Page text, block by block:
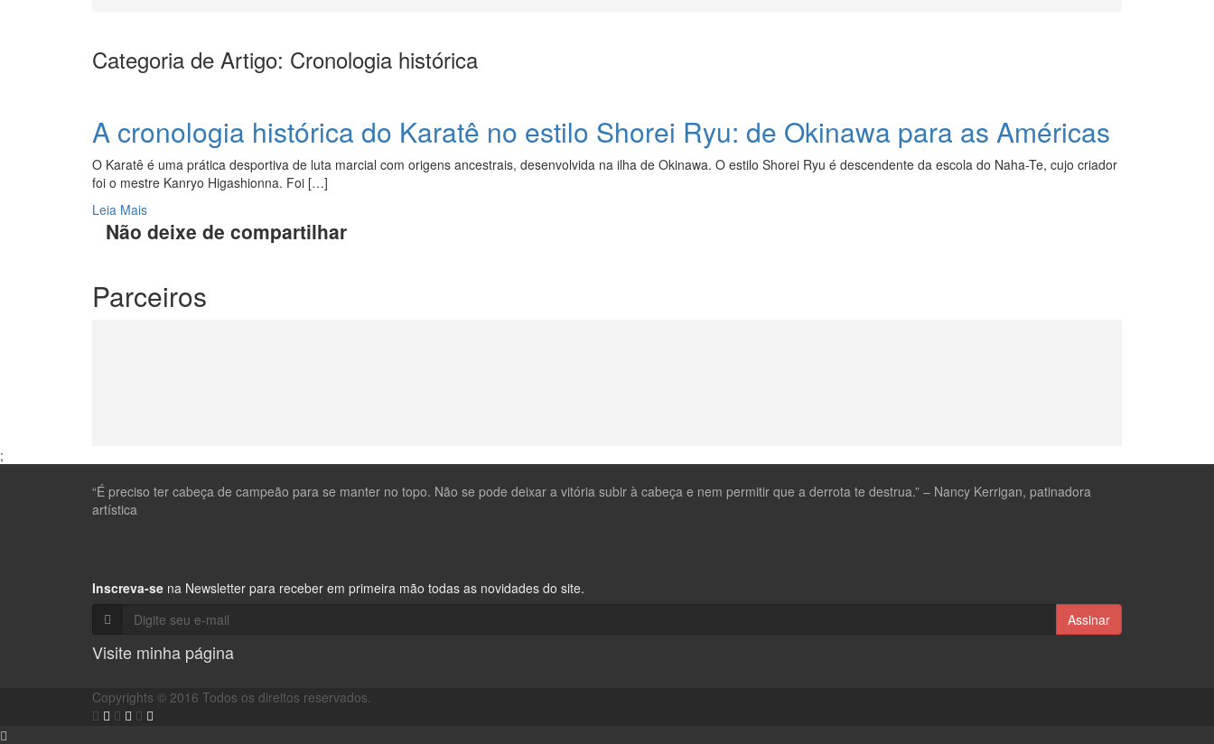
Categoria de Artigo: Cronologia histórica
A cronologia histórica do Karatê no estilo Shorei Ryu: de Okinawa para as Américas
O Karatê é uma prática desportiva de luta marcial com origens ancestrais, desenvolvida na ilha de Okinawa. O estilo Shorei Ryu é descendente da escola do Naha-Te, cujo criador
foi o mestre Kanryo Higashionna. Foi […]
Leia Mais
Não deixe de compartilhar
Parceiros
;
“É preciso ter cabeça de campeão para se manter no topo. Não se pode deixar a vitória subir à cabeça e nem permitir que a derrota te destrua.” – Nancy Kerrigan, patinadora
artística
Inscreva-se na Newsletter para receber em primeira mão todas as novidades do site.
Assinar
Visite minha página
Copyrights © 2016 Todos os direitos reservados.